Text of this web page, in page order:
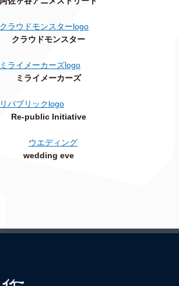
クラウドモンスター
ミライメーカーズ
Re-public Initiative
wedding eve